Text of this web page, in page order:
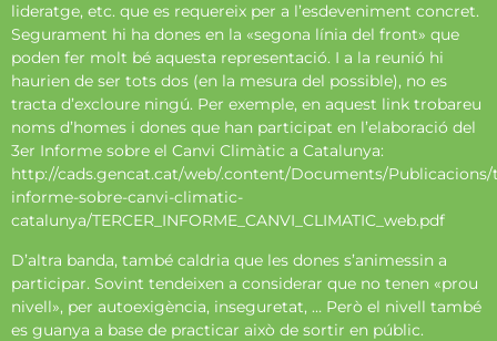
lideratge, etc. que es requereix per a l’esdeveniment concret.
Segurament hi ha dones en la «segona línia del front» que
poden fer molt bé aquesta representació. I a la reunió hi
haurien de ser tots dos (en la mesura del possible), no es
tracta d’excloure ningú. Per exemple, en aquest link trobareu
noms d’homes i dones que han participat en l’elaboració del
3er Informe sobre el Canvi Climàtic a Catalunya:
http://cads.gencat.cat/web/.content/Documents/
informe-sobre-canvi-climatic-
catalunya/TERCER_INFORME_CANVI_CLIMATIC_web.pdf
D’altra banda, també caldria que les dones s’animessin a
participar. Sovint tendeixen a considerar que no tenen «prou
nivell», per autoexigència, inseguretat, … Però el nivell també
es guanya a base de practicar això de sortir en públic.